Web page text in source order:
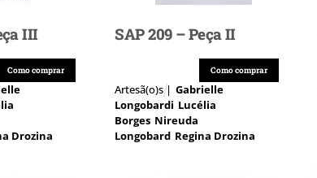
III
Como comprar
Drozina
SAP 209 – Peça II
Como comprar
Artesã(o)s | Gabrielle
Longobardi Lucélia
Borges Nireuda
Longobard Regina Drozina